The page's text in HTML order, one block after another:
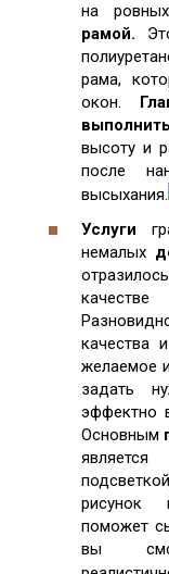
на
рамой.
рама,
окон.
высоту и
после
высыхания.
Услуги
немалых
качества
желаемое
задать
эффектно
Основным
рисунок
поможет
вы